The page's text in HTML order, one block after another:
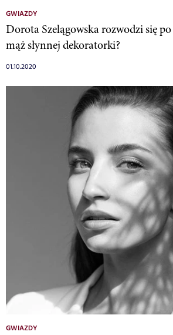
GWIAZDY
Dorota Szelągowska rozwodzi się
mąż słynnej dekoratorki?
01.10.2020
GWIAZDY